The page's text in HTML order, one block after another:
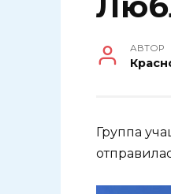
АВТОР
Группа